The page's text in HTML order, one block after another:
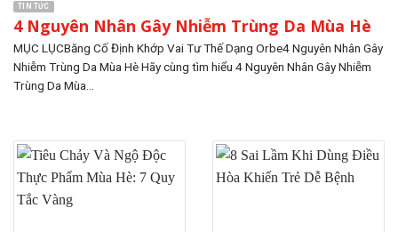
TIN TỨC
4 Nguyên Nhân Gây Nhiễm Trùng Da Mùa Hè
MỤC LỤCBăng Cố Định Khớp Vai Tư Thế Dạng Orbe4 Nguyên Nhân Gây
Nhiễm Trùng Da Mùa Hè Hãy cùng tìm hiểu 4 Nguyên Nhân Gây Nhiễm
Trùng Da Mùa...